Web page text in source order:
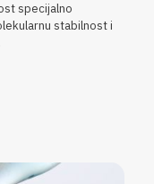
specijalno
stabilnost i